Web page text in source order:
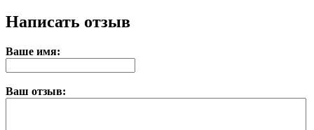
Написать отзыв
Ваше имя:
Ваш отзыв: